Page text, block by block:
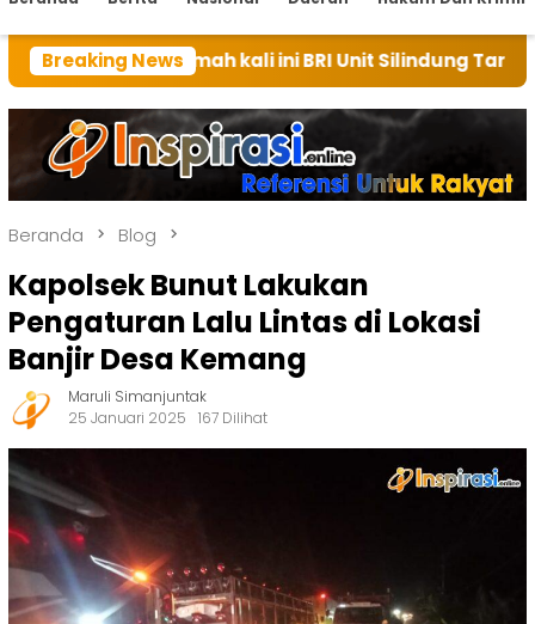
Breaking News
rumah kali ini BRI Unit Silindung Tarutung Ingatkan
Beranda Blog
Kapolsek Bunut Lakukan
Pengaturan Lalu Lintas di Lokasi
Banjir Desa Kemang
Maruli Simanjuntak
25 Januari 2025
167 Dilihat